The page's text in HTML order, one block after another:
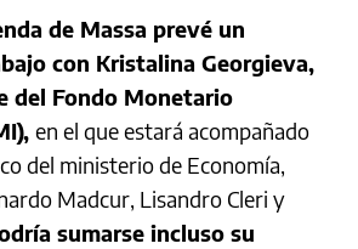
de Massa prevé un
con Kristalina Georgieva,
del Fondo Monetario
en el que estará acompañado
del ministerio de Economía,
Madcur, Lisandro Cleri y
sumarse incluso su